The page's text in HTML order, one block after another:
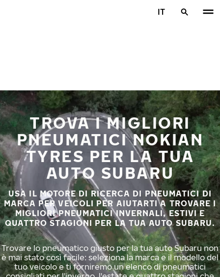
IT
TROVA I MIGLIORI
PNEUMATICI NOKIAN
TYRES PER LA TUA
AUTO SUBARU
USA IL MOTORE DI RICERCA DI PNEUMATICI DI
MARCA PER VEICOLI PER AIUTARTI A TROVARE I
MIGLIORI PNEUMATICI INVERNALI, ESTIVI E
QUATTRO STAGIONI PER LA TUA AUTO SUBARU.
Trovare lo pneumatico giusto per la tua auto Subaru non
è mai stato così facile: seleziona la marca e il modello del
tuo veicolo e ti forniremo un elenco di pneumatici